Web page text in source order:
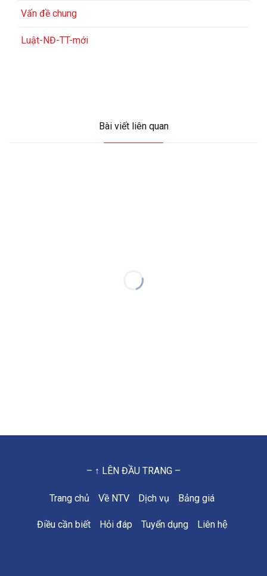
Vấn đề chung
Luật-NĐ-TT-mới
Bài viết liên quan
– ↑ LÊN ĐẦU TRANG –
Trang chủ Về NTV Dịch vụ Bảng giá
Điều cần biết Hỏi đáp Tuyển dụng Liên hệ